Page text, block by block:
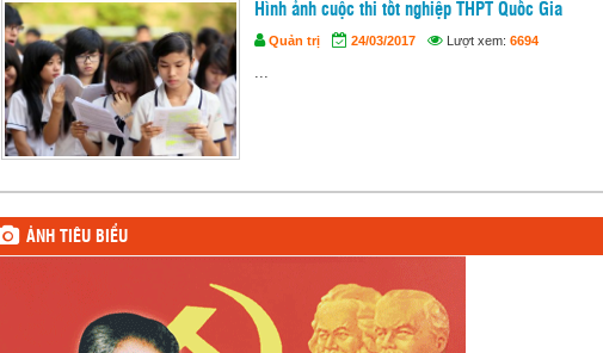
Hình ảnh cuộc thi tốt nghiệp THPT Quốc Gia
Quản trị 24/03/2017 Lượt xem: 6694
...
ẢNH TIÊU BIỂU